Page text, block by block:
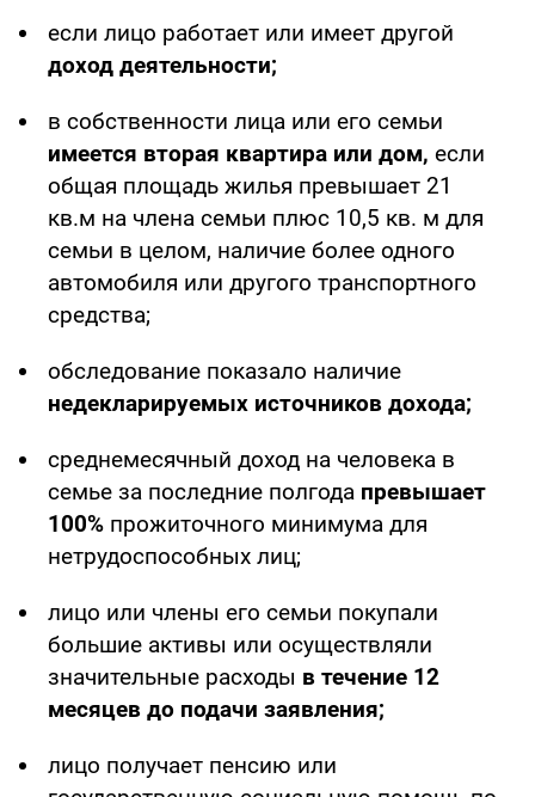
если лицо работает или имеет другой
доход деятельности;
в собственности лица или его семьи
имеется вторая квартира или дом, если
общая площадь жилья превышает 21
кв.м на члена семьи плюс 10,5 кв. м для
семьи в целом, наличие более одного
автомобиля или другого транспортного
средства;
обследование показало наличие
недекларируемых источников дохода;
среднемесячный доход на человека в
семье за последние полгода превышает
100% прожиточного минимума для
нетрудоспособных лиц;
лицо или члены его семьи покупали
большие активы или осуществляли
значительные расходы в течение 12
месяцев до подачи заявления;
лицо получает пенсию или